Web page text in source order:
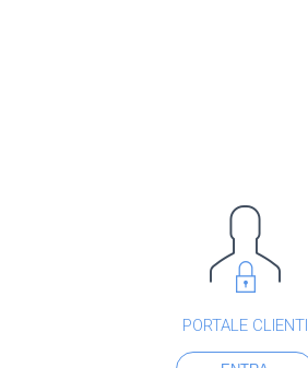
PORTALE CLIENTI